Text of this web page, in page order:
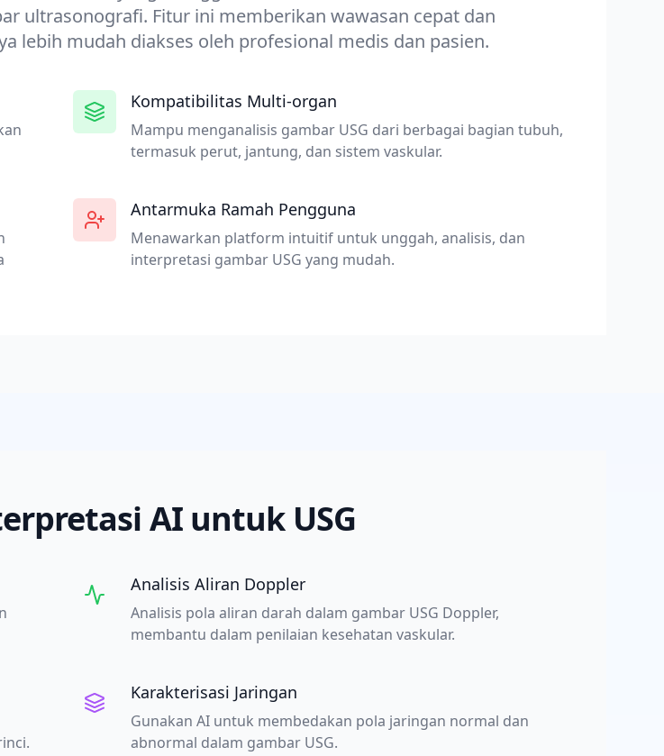
ultrasonografi. Fitur ini memberikan wawasan cepat dan
lebih mudah diakses oleh profesional medis dan pasien.
Kompatibilitas Multi-organ
Mampu menganalisis gambar USG dari berbagai bagian tubuh,
termasuk perut, jantung, dan sistem vaskular.
Antarmuka Ramah Pengguna
Menawarkan platform intuitif untuk unggah, analisis, dan
interpretasi gambar USG yang mudah.
AI untuk USG
Analisis Aliran Doppler
Analisis pola aliran darah dalam gambar USG Doppler,
membantu dalam penilaian kesehatan vaskular.
Karakterisasi Jaringan
Gunakan AI untuk membedakan pola jaringan normal dan
abnormal dalam gambar USG.